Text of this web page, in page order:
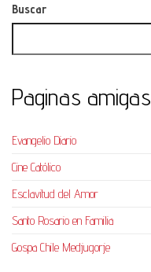
Buscar
Paginas amigas
Evangelio Diario
Cine Católico
Esclavitud del Amor
Santo Rosario en Familia
Gospa Chile Medjugorje